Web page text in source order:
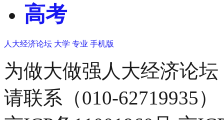
高考
人大经济论坛 大学 专业 手机版
为做大做强人大经济论
请联系（010-62719935）